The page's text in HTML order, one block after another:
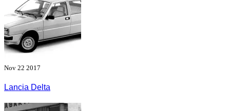
Nov 22 2017
Lancia Delta